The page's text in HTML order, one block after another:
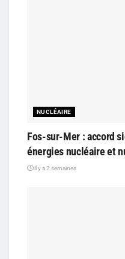
NUCLÉAIRE
Fos-sur-Mer : accord
énergies nucléaire et
il y a 2 semaines